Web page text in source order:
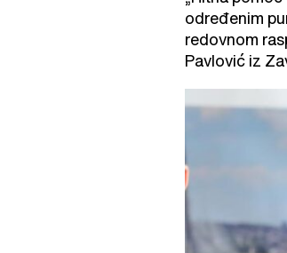
određenim
redovnom
Pavlović iz